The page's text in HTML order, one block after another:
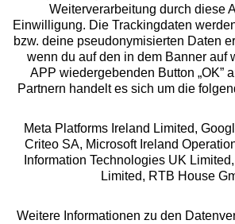
Rechtliches
Alle Preise inkl. MwSt., zzgl.
Versandkosten
** Bonität vorausgesetzt, berechtigt zur Bonitätsprüfung
Weiterverarbeitung durch diese
Einwilligung. Die Trackingdaten
bzw. deine pseudonymisierten Daten
wenn du auf den in dem Banner auf
APP wiedergebenden Button „OK”
Partnern handelt es sich um die
Meta Platforms Ireland Limited,
Criteo SA, Microsoft Ireland
Information Technologies UK
Limited, RTB House
Weitere Informationen zu den